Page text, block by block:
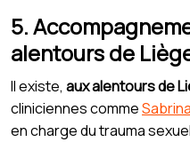
5.
alentours de
Il existe, aux alentours de
cliniciennes comme
en charge du trauma